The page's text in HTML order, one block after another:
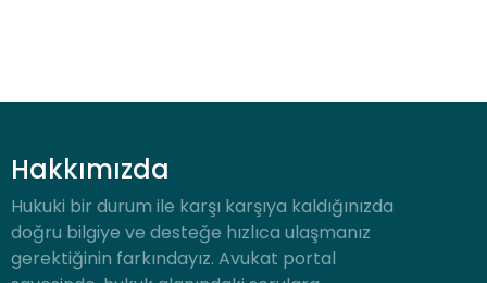
Hakkımızda
Hukuki bir durum ile karşı karşıya kaldığınızda
doğru bilgiye ve desteğe hızlıca ulaşmanız
gerektiğinin farkındayız. Avukat portal